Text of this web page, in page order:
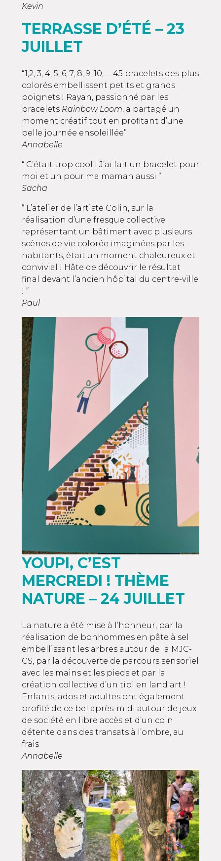
Kevin
TERRASSE D’ÉTÉ – 23
JUILLET
“1,2, 3, 4, 5, 6, 7, 8, 9, 10, … 45 bracelets des plus
colorés embellissent petits et grands
poignets ! Rayan, passionné par les
bracelets Rainbow Loom, a partagé un
moment créatif tout en profitant d’une
belle journée ensoleillée”
Annabelle
“ C’était trop cool ! J’ai fait un bracelet pour
moi et un pour ma maman aussi ”
Sacha
“ L’atelier de l’artiste Colin, sur la
réalisation d’une fresque collective
représentant un bâtiment avec plusieurs
scènes de vie colorée imaginées par les
habitants, était un moment chaleureux et
convivial ! Hâte de découvrir le résultat
final devant l’ancien hôpital du centre-ville
! “
Paul
YOUPI, C’EST
MERCREDI ! THÈME
NATURE – 24 JUILLET
La nature a été mise à l’honneur, par la
réalisation de bonhommes en pâte à sel
embellissant les arbres autour de la MJC-
CS, par la découverte de parcours sensoriel
avec les mains et les pieds et par la
création collective d’un tipi en land art !
Enfants, ados et adultes ont également
profité de ce bel après-midi autour de jeux
de société en libre accès et d’un coin
détente dans des transats à l’ombre, au
frais
Annabelle